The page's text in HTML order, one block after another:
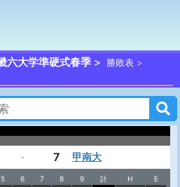
六大学準硬式春季
勝敗表
- 7 甲南大
5 6 7 8 9 計 H E